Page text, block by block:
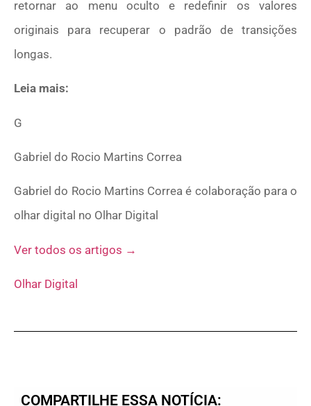
retornar ao menu oculto e redefinir os valores
originais para recuperar o padrão de transições
longas.
Leia mais:
G
Gabriel do Rocio Martins Correa
Gabriel do Rocio Martins Correa é colaboração para o
olhar digital no Olhar Digital
Ver todos os artigos →
Olhar Digital
COMPARTILHE ESSA NOTÍCIA: